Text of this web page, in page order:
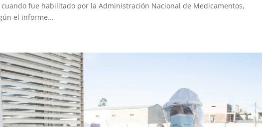
fue habilitado por la Administración Nacional de Medicamentos,
el informe...